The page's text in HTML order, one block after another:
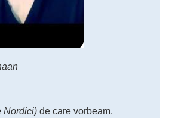
Nordici)de care vorbeam.